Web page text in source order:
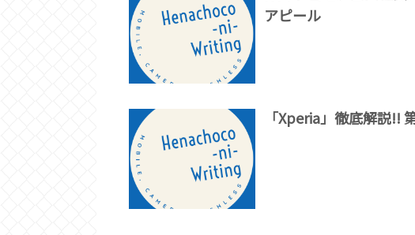
アピール
「Xperia」徹底解説!!